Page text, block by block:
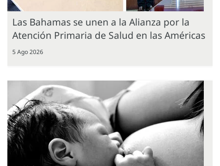
Las Bahamas se unen a la Alianza por la
Atención Primaria de Salud en las Américas
5 Ago 2026